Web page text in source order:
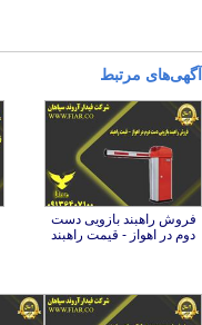
آگهی‌های مرتبط
فروش راهبند بازویی دست
دوم در اهواز - قیمت راهبند